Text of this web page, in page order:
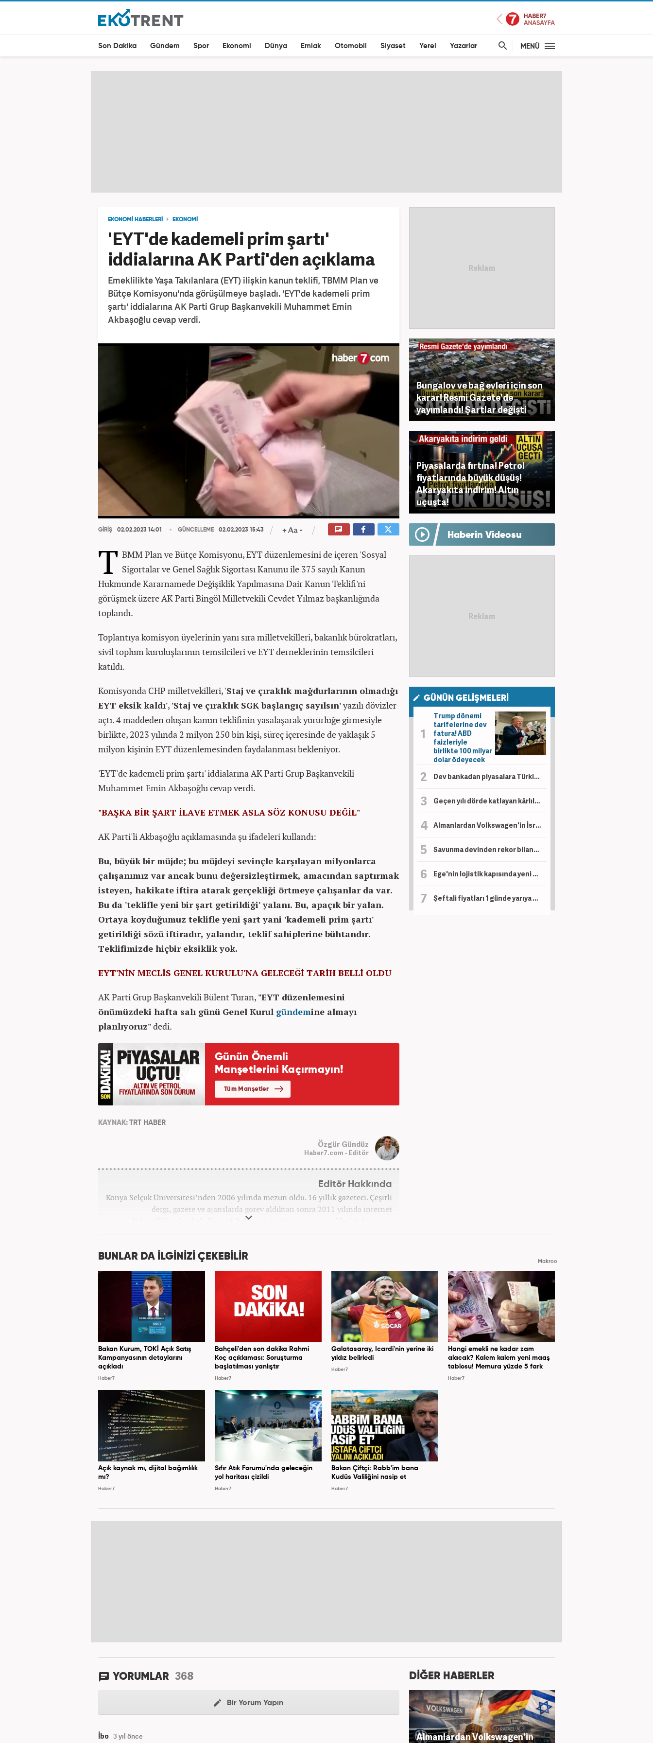
Son Dakika Gündem Spor Ekonomi Dünya Emlak Otomobil Siyaset Yerel Yazarlar MENÜ
EKONOMİ HABERLERİ EKONOMİ
'EYT'de kademeli prim şartı'
iddialarına AK Parti'den açıklama
Emeklilikte Yaşa Takılanlara (EYT) ilişkin kanun teklifi, TBMM Plan ve
Bütçe Komisyonu'nda görüşülmeye başladı. 'EYT'de kademeli prim
şartı' iddialarına AK Parti Grup Başkanvekili Muhammet Emin
Akbaşoğlu cevap verdi.
GİRİŞ 02.02.2023 14:01 GÜNCELLEME 02.02.2023 15:43
T BMM Plan ve Bütçe Komisyonu, EYT düzenlemesini de içeren 'Sosyal
Sigortalar ve Genel Sağlık Sigortası Kanunu ile 375 sayılı Kanun
Hükmünde Kararnamede Değişiklik Yapılmasına Dair Kanun Teklifi'ni
görüşmek üzere AK Parti Bingöl Milletvekili Cevdet Yılmaz başkanlığında
toplandı.
Toplantıya komisyon üyelerinin yanı sıra milletvekilleri, bakanlık bürokratları,
sivil toplum kuruluşlarının temsilcileri ve EYT derneklerinin temsilcileri
katıldı.
Komisyonda CHP milletvekilleri, 'Staj ve çıraklık mağdurlarının olmadığı
EYT eksik kaldı', 'Staj ve çıraklık SGK başlangıç sayılsın'yazılı dövizler
açtı. 4 maddeden oluşan kanun teklifinin yasalaşarak yürürlüğe girmesiyle
birlikte, 2023 yılında 2 milyon 250 bin kişi, süreç içeresinde de yaklaşık 5
milyon kişinin EYT düzenlemesinden faydalanması bekleniyor.
'EYT'de kademeli prim şartı' iddialarına AK Parti Grup Başkanvekili
Muhammet Emin Akbaşoğlu cevap verdi.
"BAŞKA BİR ŞART İLAVE ETMEK ASLA SÖZ KONUSU DEĞİL"
AK Parti'li Akbaşoğlu açıklamasında şu ifadeleri kullandı:
Bu, büyük bir müjde; bu müjdeyi sevinçle karşılayan milyonlarca
çalışanımız var ancak bunu değersizleştirmek, amacından saptırmak
isteyen, hakikate iftira atarak gerçekliği örtmeye çalışanlar da var.
Bu da 'teklifle yeni bir şart getirildiği' yalanı. Bu, apaçık bir yalan.
Ortaya koyduğumuz teklifle yeni şart yani 'kademeli prim şartı'
getirildiği sözü iftiradır, yalandır, teklif sahiplerine bühtandır.
Teklifimizde hiçbir eksiklik yok.
EYT'NİN MECLİS GENEL KURULU'NA GELECEĞİ TARİH BELLİ OLDU
AK Parti Grup Başkanvekili Bülent Turan, "EYT düzenlemesini
önümüzdeki hafta salı günü Genel Kurul gündemine almayı
planlıyoruz"dedi.
KAYNAK: TRT HABER
Özgür Gündüz
Haber7.com - Editör
Editör Hakkında
Konya Selçuk Üniversitesi’nden 2006 yılında mezun oldu. 16 yıllık gazeteci. Çeşitli
dergi, gazete ve ajanslarda görev aldıktan sonra 2011 yılında internet
haberciliğine başladı. Pek çok haber ve röportaja imza attı. Meslek hayatına
Haber7.com’da 7 yıldır ekonomi editörü olarak devam etmektedir.
Bungalov ve bağ evleri için son
karar! Resmi Gazete'de
yayımlandı! Şartlar değişti
Piyasalarda fırtına! Petrol
fiyatlarında büyük düşüş!
Akaryakıta indirim! Altın
uçuşta!
Haberin Videosu
GÜNÜN GELİŞMELERİ
Trump dönemi
tarifelerine dev
fatura! ABD
faizleriyle
birlikte 100 milyar
dolar ödeyecek
Dev bankadan piyasalara Türkiye mesajı: Yıl sonu faiz indirimi ve tahvil hamlesi gündemde
Geçen yılı dörde katlayan kârlılık! Tüpraş 6 ayda 49,8 milyar TL kâr açıkladı
Almanlardan Volkswagen'in İsrailli Rafael ile üretim planına tepki
Savunma devinden rekor bilanço! 6 aylık net kâr 14,4 milyar lirayı aştı
Ege'nin lojistik kapısında yeni dönem: İzmir Limanı modernizasyonla devleşecek
Şeftali fiyatları 1 günde yarıya düştü
BUNLAR DA İLGİNİZİ ÇEKEBİLİR Makroo
Bakan Kurum, TOKİ Açık Satış
Kampanyasının detaylarını
açıkladı
Haber7
Bahçeli'den son dakika Rahmi
Koç açıklaması: Soruşturma
başlatılması yanlıştır
Haber7
Galatasaray, Icardi'nin yerine iki
yıldız belirledi
Haber7
Hangi emekli ne kadar zam
alacak? Kalem kalem yeni maaş
tablosu! Memura yüzde 5 fark
Haber7
Açık kaynak mı, dijital bağımlılık
mı?
Haber7
Sıfır Atık Forumu'nda geleceğin
yol haritası çizildi
Haber7
Bakan Çiftçi: Rabb'im bana
Kudüs Valiliğini nasip et
Haber7
YORUMLAR 368
Bir Yorum Yapın
İbo 3 yıl önce
DİĞER HABERLER
Almanlardan Volkswagen'in